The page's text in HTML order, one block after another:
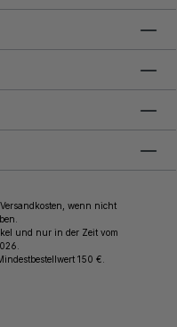
wenn nicht
und nur in der Zeit vom
150 €.